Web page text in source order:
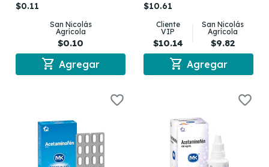
$0.11
San Nicolás
Agrícola
$0.10
shopping_cart Agregar
$10.61
Cliente
VIP
$10.14
San Nicolás
Agrícola
$9.82
shopping_cart Agregar